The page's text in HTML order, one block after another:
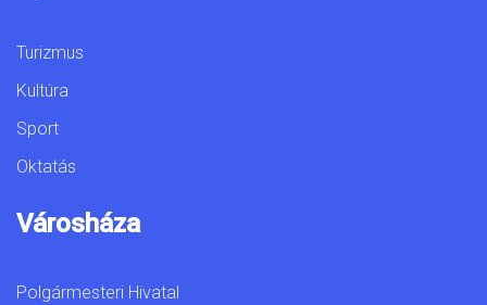
Turizmus
Kultúra
Sport
Oktatás
Városháza
Polgármesteri Hivatal